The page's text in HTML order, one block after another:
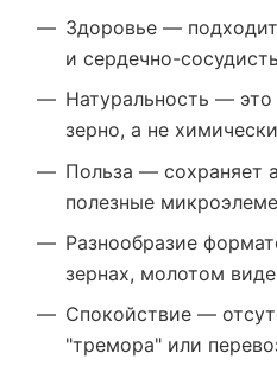
Здоровье —
и сердечно-
Натуральность —
зерно, а не
Польза — сохраняет
полезные
Разнообразие
зернах, молотом
Спокойствие —
"тремора" или